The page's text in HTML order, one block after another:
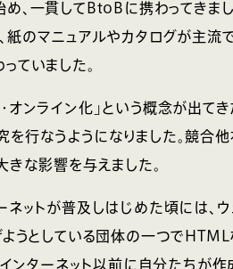
め、一貫してBtoBに携わってき
紙のマニュアルやカタログが主流
ていました。
オンライン化」という概念が出て
行なうようになりました。競合
きな影響を与えました。
ットが普及しはじめた頃には、
ようとしている団体の一つで
ターネット以前に自分たちが作